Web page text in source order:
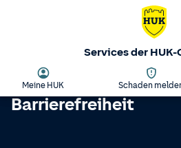
Services der HUK-
Meine HUK Schaden
Barrierefreiheit